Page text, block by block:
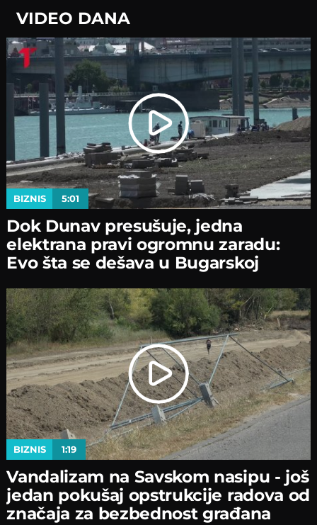
VIDEO DANA
BIZNIS 5:01
Dok Dunav presušuje, jedna
elektrana pravi ogromnu zaradu:
Evo šta se dešava u Bugarskoj
BIZNIS 1:19
Vandalizam na Savskom nasipu - јoš
јedan pokušaј opstrukciјe radova od
značaјa za bezbednost građana